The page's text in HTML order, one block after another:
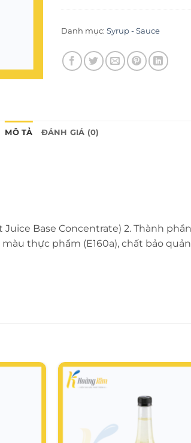
Danh mục: Syrup - Sauce
MÔ TẢ ĐÁNH GIÁ (0)
Base Concentrate) 2. Thành
thực phẩm (E160a), chất bảo quản